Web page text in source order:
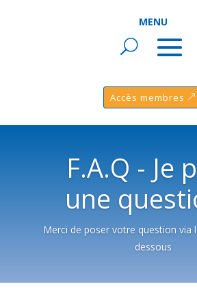
MENU
Accès membres
F.A.Q - Je
une
Merci de poser votre question via
dessous